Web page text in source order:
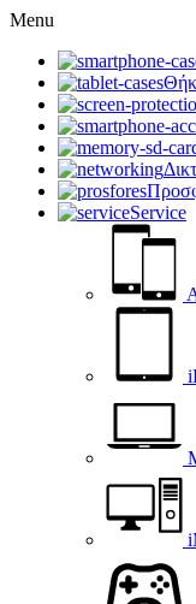
Menu
Service